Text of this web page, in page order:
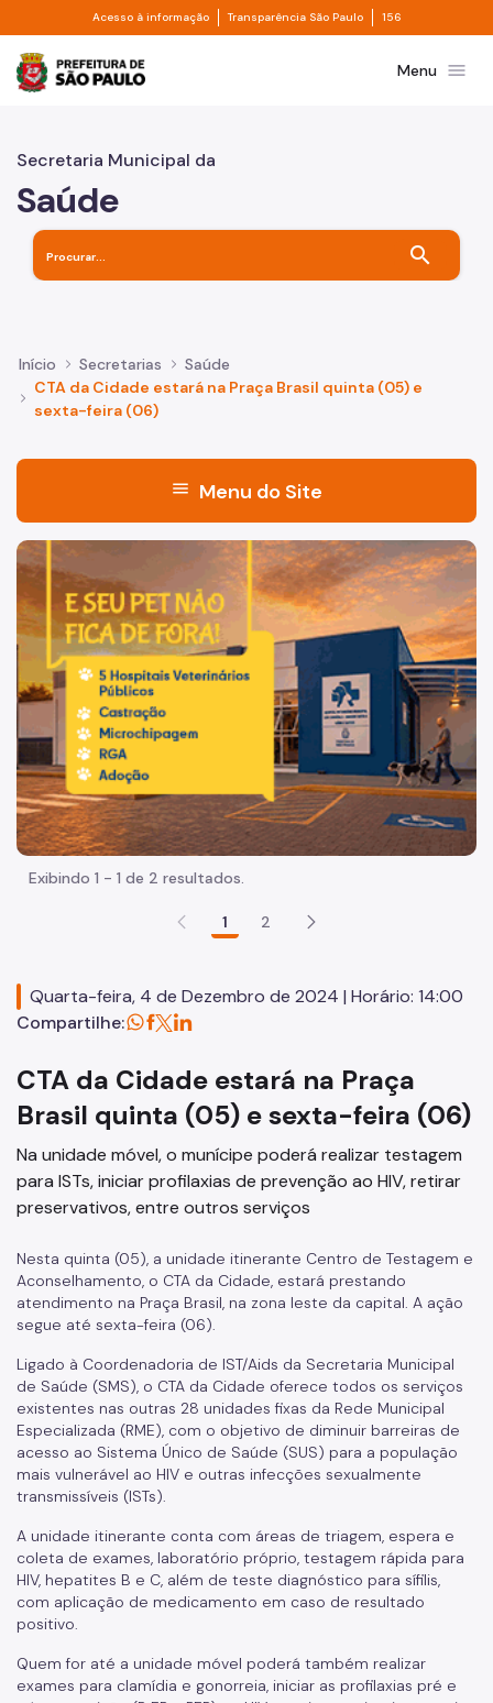
Pular para o Conteúdo principal
Acesso à informação Divisor de acesso à informação
Transparência São Paulo Divisor de
156
Prefeitura de São PauloMenu menu
Secretaria Municipal da
Saúde
search
Início Secretarias
Saúde
CTA da Cidade estará na Praça Brasil quinta (05) e
sexta-feira (06)
menu Menu do Site
Acesso à Informação
Participação Social
Quadro de Serviços
Acesso à Proteção de Dados Pessoais
Organização
Quem é quem
Coordenadorias de Saúde
Supervisões de Saúde
Estabelecimentos e Serviços de Saúde
Missão, Visão e Valores
Assessoria de Comunicação - Ascom
Assessoria Parlamentar
Atenção Especializada
Atenção Integral às Pessoas em Situação de Acumulação
Biblioteca de Saúde
Comitê de Ética em Pesquisa com Seres Humanos
Conselho Municipal de Saúde
Coordenadoria de Controle Interno
Infecções Sexualmente Transmissíveis - IST/AIDS
Epidemiologia e Informação - CEInfo
Gestão de Pessoas
Imagem de um cachorro caramelo e uma gata rajada,
Exibindo 1 - 1 de 2 resultados.
1 2
Quarta-feira, 4 de Dezembro de 2024 | Horário: 14:00
Compartilhe:
CTA da Cidade estará na Praça
Brasil quinta (05) e sexta-feira (06)
Na unidade móvel, o munícipe poderá realizar testagem
para ISTs, iniciar profilaxias de prevenção ao HIV, retirar
preservativos, entre outros serviços
Nesta quinta (05), a unidade itinerante Centro de Testagem e
Aconselhamento, o CTA da Cidade, estará prestando
atendimento na Praça Brasil, na zona leste da capital. A ação
segue até sexta-feira (06).
Ligado à Coordenadoria de IST/Aids da Secretaria Municipal
de Saúde (SMS), o CTA da Cidade oferece todos os serviços
existentes nas outras 28 unidades fixas da Rede Municipal
Especializada (RME), com o objetivo de diminuir barreiras de
acesso ao Sistema Único de Saúde (SUS) para a população
mais vulnerável ao HIV e outras infecções sexualmente
transmissíveis (ISTs).
A unidade itinerante conta com áreas de triagem, espera e
coleta de exames, laboratório próprio, testagem rápida para
HIV, hepatites B e C, além de teste diagnóstico para sífilis,
com aplicação de medicamento em caso de resultado
positivo.
Quem for até a unidade móvel poderá também realizar
exames para clamídia e gonorreia, iniciar as profilaxias pré e